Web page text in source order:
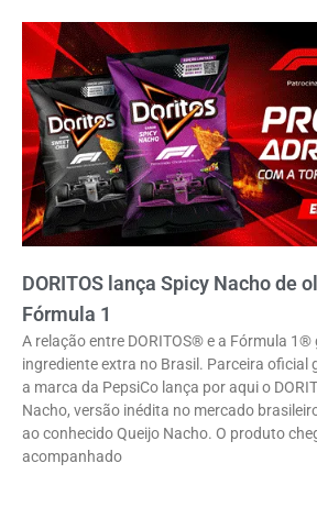
DORITOS lança Spicy Nacho de
Fórmula 1
A relação entre DORITOS® e a Fórmula
ingrediente extra no Brasil. Parceira oficial
a marca da PepsiCo lança por aqui o
Nacho, versão inédita no mercado
ao conhecido Queijo Nacho. O produto
acompanhado